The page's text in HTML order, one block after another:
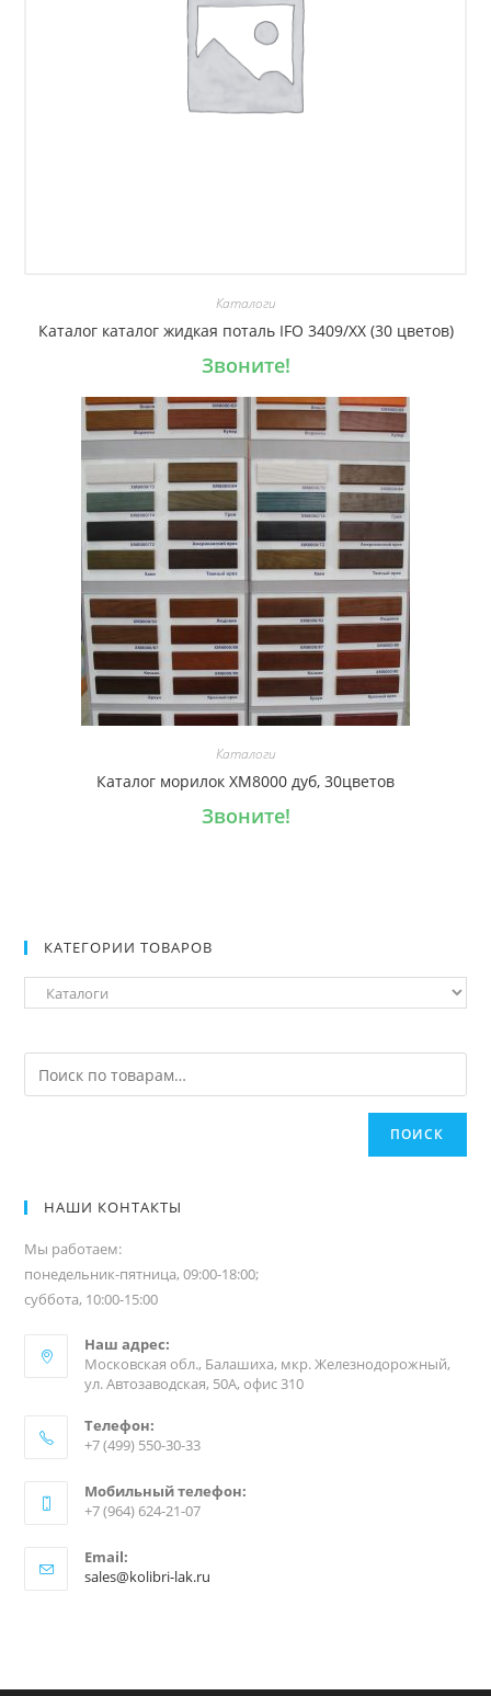
Каталоги
Каталог каталог жидкая поталь IFO 3409/XX (30 цветов)
Звоните!
Каталоги
Каталог морилок XM8000 дуб, 30цветов
Звоните!
КАТЕГОРИИ ТОВАРОВ
ПОИСК
НАШИ КОНТАКТЫ
Мы работаем:
понедельник-пятница, 09:00-18:00;
суббота, 10:00-15:00
Наш адрес:
Московская обл., Балашиха, мкр. Железнодорожный,
ул. Автозаводская, 50А, офис 310
Телефон:
+7 (499) 550-30-33
Мобильный телефон:
+7 (964) 624-21-07
Email:
sales@kolibri-lak.ru